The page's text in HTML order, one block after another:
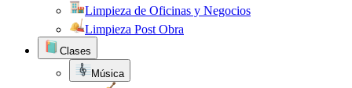
Limpieza de Oficinas y Negocios
Limpieza Post Obra
Clases
Música